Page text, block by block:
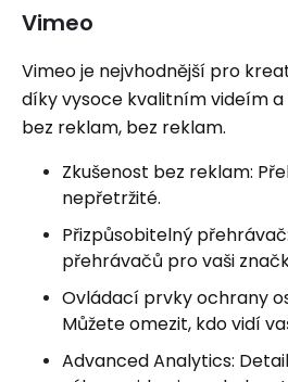
Vimeo
Vimeo je nejvhodnější pro
díky vysoce kvalitním videím
bez reklam, bez reklam.
Zkušenost bez reklam:
nepřetržité.
Přizpůsobitelný
přehrávačů pro vaši
Ovládací prvky ochrany
Můžete omezit, kdo vidí
Advanced Analytics: